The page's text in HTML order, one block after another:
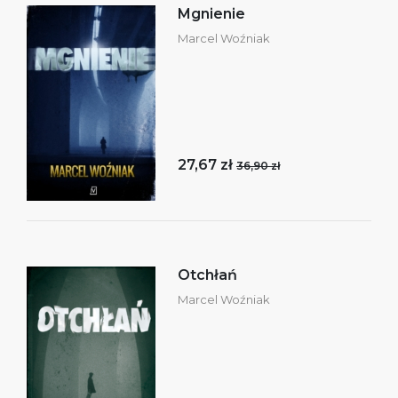
Mgnienie
Marcel Woźniak
27,67 zł 36,90 zł
Otchłań
Marcel Woźniak